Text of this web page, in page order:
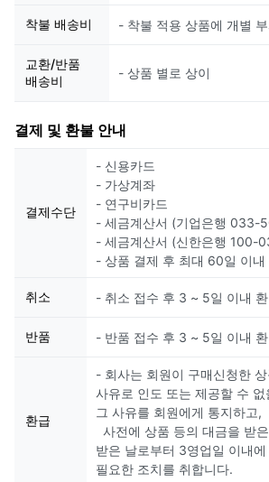
착불 배송비 - 착불 적용 상품에 개별
교환/반품
배송비
- 상품 별로 상이
결제 및 환불 안내
결제수단
- 신용카드
- 가상계좌
- 연구비카드
- 세금계산서 (기업은행 033-
- 세금계산서 (신한은행 100-
- 상품 결제 후 최대 60일 이내
취소 - 취소 접수 후 3 ~ 5일 이내
반품 - 반품 접수 후 3 ~ 5일 이내
환급
- 회사는 회원이 구매신청한
사유로 인도 또는 제공할 수
그 사유를 회원에게 통지하고,
사전에 상품 등의 대금을 받
받은 날로부터 3영업일 이내
필요한 조치를 취합니다.